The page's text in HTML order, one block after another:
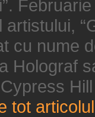
artistului,
cu nume
Holograf
tot articolul